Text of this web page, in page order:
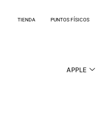
TIENDA PUNTOS FÍSICOS
APPLE